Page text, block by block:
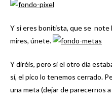
Y si eres bonitista, que se note
mires, únete.
Y diréis, pero si el otro día
sí, el pico lo tenemos cerrado.
una meta (dejar de parecernos